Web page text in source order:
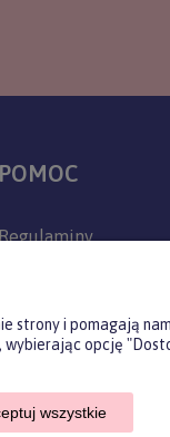
POMOC
prywatności
Jak kupować?
realizacji
strony i pomagają
opcję
wszystkie